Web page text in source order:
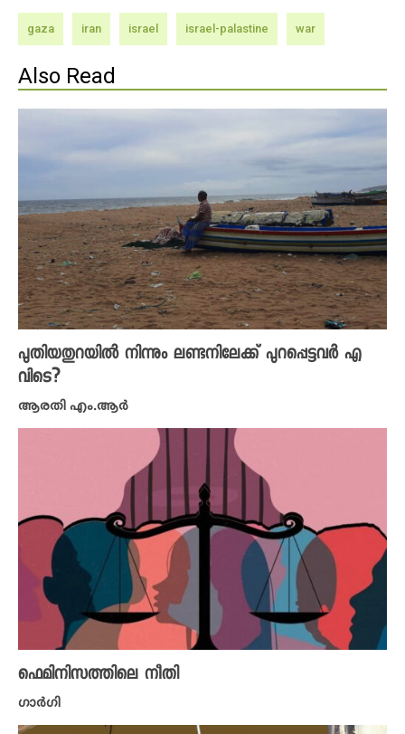
gaza iran israel israel-palastine war
Also Read
പുതിയതുറയിൽ നിന്നും ലണ്ടനിലേക്ക് പുറപ്പെട്ടവർ എ
വിടെ?
ആരതി എം.ആർ
ഫെമിനിസത്തിലെ നീതി
​ഗാർ​ഗി